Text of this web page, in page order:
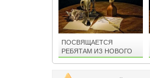
ПОСВЯЩАЕТСЯ
РЕБЯТАМ ИЗ НОВОГО
СВЕТА